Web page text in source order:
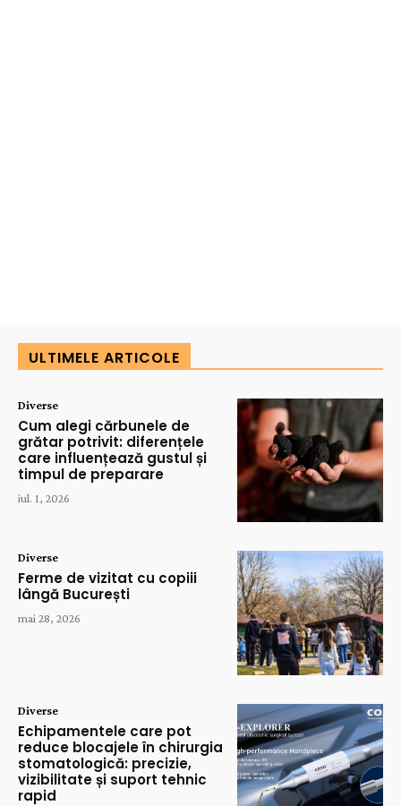
ULTIMELE ARTICOLE
Diverse
Cum alegi cărbunele de
grătar potrivit: diferențele
care influențează gustul și
timpul de preparare
iul. 1, 2026
Diverse
Ferme de vizitat cu copiii
lângă București
mai 28, 2026
Diverse
Echipamentele care pot
reduce blocajele în chirurgia
stomatologică: precizie,
vizibilitate și suport tehnic
rapid